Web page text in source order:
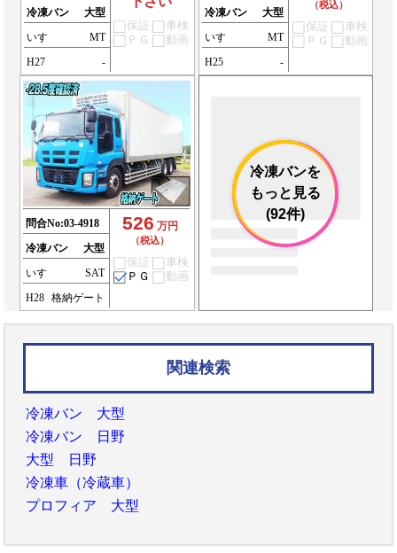
冷凍バン
大型
いすゞ
MT
H27
-
保証
車検
ＰＧ
動画
冷凍バン
大型
いすゞ
MT
H25
-
（税込）
保証
車検
ＰＧ
動画
問合No:03-4918
冷凍バン
大型
いすゞ
SAT
H28
格納ゲート
526 万円
（税込）
保証
車検
ＰＧ
動画
冷凍バンを
もっと見る
(92件)
関連検索
冷凍バン 大型
冷凍バン 日野
大型 日野
冷凍車（冷蔵車）
プロフィア 大型